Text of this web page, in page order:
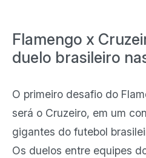
Flamengo x
duelo brasileiro
O primeiro desafio do
será o Cruzeiro, em um
gigantes do futebol
Os duelos entre equipes